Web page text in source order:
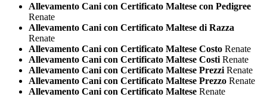
Allevamento Cani con Certificato Maltese con Pedigree
Renate
Allevamento Cani con Certificato Maltese di Razza
Renate
Allevamento Cani con Certificato Maltese Costo Renate
Allevamento Cani con Certificato Maltese Costi Renate
Allevamento Cani con Certificato Maltese Prezzi Renate
Allevamento Cani con Certificato Maltese Prezzo Renate
Allevamento Cani con Certificato Maltese Renate